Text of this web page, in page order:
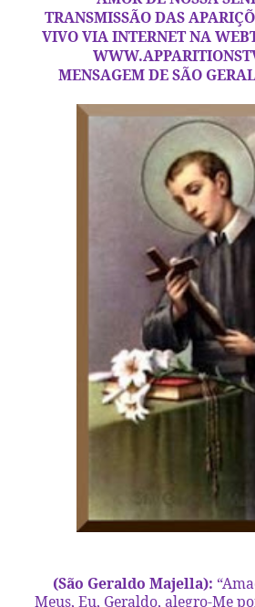
TRANSMISSÃO DAS
VIVO VIA INTERNET NA
MENSAGEM DE SÃO
(São Geraldo Majella):
Meus, Eu, Geraldo, alegro-Me